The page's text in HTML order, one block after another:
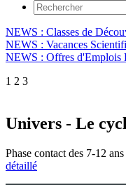
NEWS : Classes de
NEWS : Vacances
NEWS : Offres d'Emplois
1 2 3
Univers - Le
Phase contact des 7-12
détaillé